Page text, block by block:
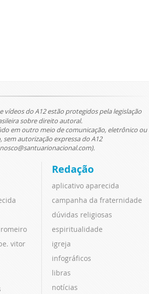
vídeos do A12 estão protegidos pela legislação
sobre direito autoral.
em outro meio de comunicação, eletrônico ou
sem autorização expressa do A12
vitor
Redação
aplicativo aparecida
campanha da fraternidade
dúvidas religiosas
espiritualidade
igreja
infográficos
libras
notícias